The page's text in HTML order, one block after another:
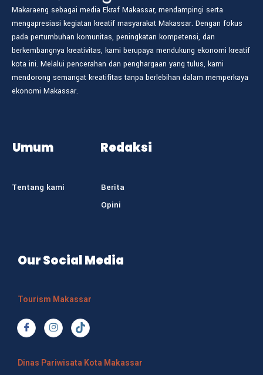
Makaraeng sebagai media Ekraf Makassar, mendampingi serta
mengapresiasi kegiatan kreatif masyarakat Makassar. Dengan fokus
pada pertumbuhan komunitas, peningkatan kompetensi, dan
berkembangnya kreativitas, kami berupaya mendukung ekonomi kreatif
kota ini. Melalui pencerahan dan penghargaan yang tulus, kami
mendorong semangat kreatifitas tanpa berlebihan dalam memperkaya
ekonomi Makassar.
Tentang kami
Umum Redaksi
Berita
Opini
Our Social Media
Tourism Makassar
Dinas Pariwisata Kota Makassar